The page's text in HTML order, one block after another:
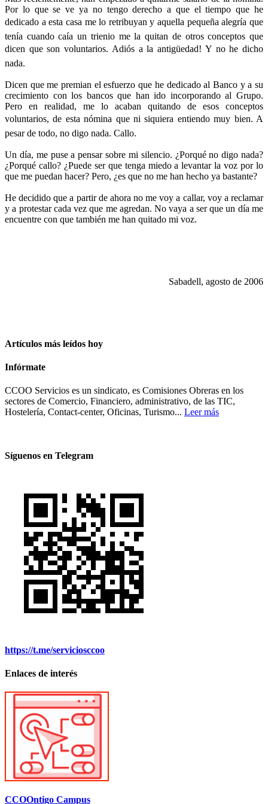
Por lo que se ve ya no tengo derecho a que el tiempo que he
dedicado a esta casa me lo retribuyan y aquella pequeña alegría que
tenía cuando caía un trienio me la quitan de otros conceptos que
dicen que son voluntarios. Adiós a la antigüedad! Y no he dicho
nada.
Dicen que me premian el esfuerzo que he dedicado al Banco y a su
crecimiento con los bancos que han ido incorporando al Grupo.
Pero en realidad, me lo acaban quitando de esos conceptos
voluntarios, de esta nómina que ni siquiera entiendo muy bien. A
pesar de todo, no digo nada. Callo.
Un día, me puse a pensar sobre mi silencio. ¿Porqué no digo nada?
¿Porqué callo? ¿Puede ser que tenga miedo a levantar la voz por lo
que me puedan hacer? Pero, ¿es que no me han hecho ya bastante?
He decidido que a partir de ahora no me voy a callar, voy a reclamar
y a protestar cada vez que me agredan. No vaya a ser que un día me
encuentre con que también me han quitado mi voz.
Sabadell, agosto de 2006
Artículos más leídos hoy
Infórmate
CCOO Servicios es un sindicato, es Comisiones Obreras en los
sectores de Comercio, Financiero, administrativo, de las TIC,
Hostelería, Contact-center, Oficinas, Turismo... Leer más
Síguenos en Telegram
https://t.me/serviciosccoo
Enlaces de interés
CCOOntigo Campus